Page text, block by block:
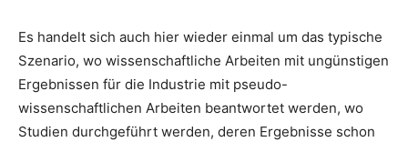
Es handelt sich auch hier wieder einmal um das typische
Szenario, wo wissenschaftliche Arbeiten mit ungünstigen
Ergebnissen für die Industrie mit pseudo-
wissenschaftlichen Arbeiten beantwortet werden, wo
Studien durchgeführt werden, deren Ergebnisse schon